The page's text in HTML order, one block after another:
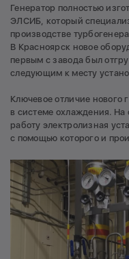
Генератор полностью
ЭЛСИБ, который
производстве
В Красноярск новое
первым с завода был
следующим к месту
Ключевое отличие нового
в системе охлаждения. На
работу электролизная
с помощью которого и